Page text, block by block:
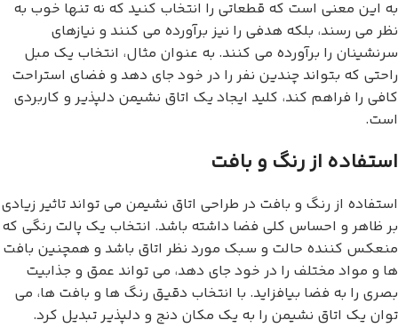
به این معنی است که قطعاتی را انتخاب کنید که نه تنها خوب به
نظر می رسند، بلکه هدفی را نیز برآورده می کنند و نیازهای
سرنشینان را برآورده می کنند. به عنوان مثال، انتخاب یک مبل
راحتی که بتواند چندین نفر را در خود جای دهد و فضای استراحت
کافی را فراهم کند، کلید ایجاد یک اتاق نشیمن دلپذیر و کاربردی
است.
استفاده از رنگ و بافت
استفاده از رنگ و بافت در طراحی اتاق نشیمن می تواند تاثیر زیادی
بر ظاهر و احساس کلی فضا داشته باشد. انتخاب یک پالت رنگی که
منعکس کننده حالت و سبک مورد نظر اتاق باشد و همچنین بافت
ها و مواد مختلف را در خود جای دهد، می تواند عمق و جذابیت
بصری را به فضا بیافزاید. با انتخاب دقیق رنگ ها و بافت ها، می
توان یک اتاق نشیمن را به یک مکان دنج و دلپذیر تبدیل کرد.